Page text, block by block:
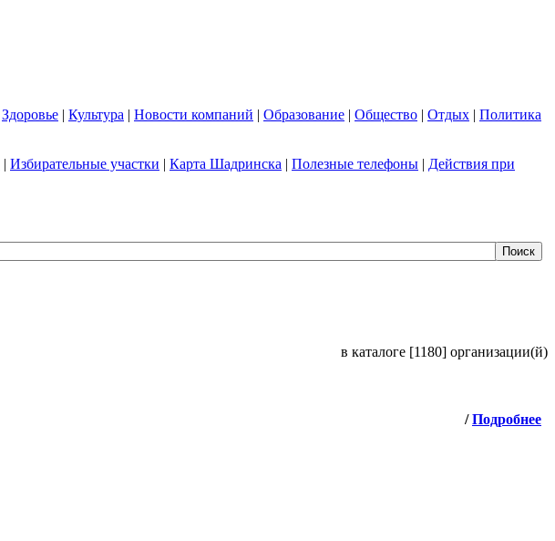
Здоровье | Культура | Новости компаний | Образование | Общество | Отдых | Политика
| Избирательные участки | Карта Шадринска | Полезные телефоны | Действия при
в каталоге [1180] организации(й)
/ Подробнее